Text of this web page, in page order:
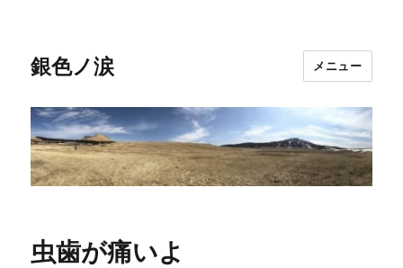
銀色ノ涙 メニュー
虫歯が痛いよ